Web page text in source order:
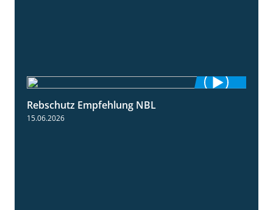
Rebschutz Empfehlung NBL
15.06.2026